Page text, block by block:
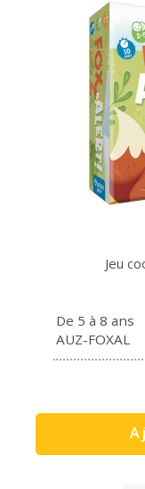
Jeu
De 5 à 8 ans
AUZ-FOXAL